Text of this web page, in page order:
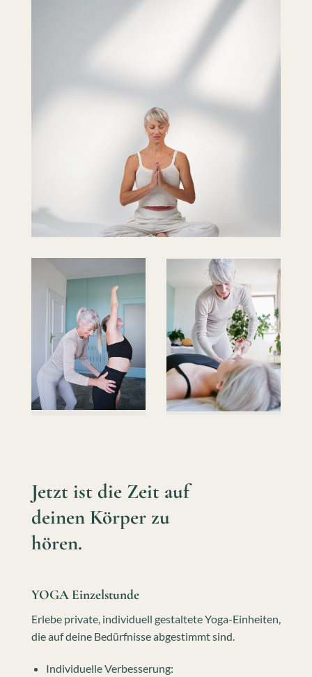
Jetzt ist die Zeit auf
deinen Körper zu
hören.
YOGA Einzelstunde
Erlebe private, individuell gestaltete Yoga-Einheiten,
die auf deine Bedürfnisse abgestimmt sind.
Individuelle Verbesserung: